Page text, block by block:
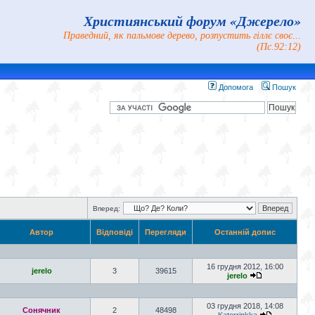
Християнський форум «Джерело»
Праведний, як пальмове дерево, розпустить гіллє своє...
(Пс.92:12)
Допомога Пошук
Вперед:
Автор Відповіді Перегляди Останній допис
jerelo 3 39615
16 грудня 2012, 16:00
jerelo
Сонячник 2 48498
03 грудня 2018, 14:08